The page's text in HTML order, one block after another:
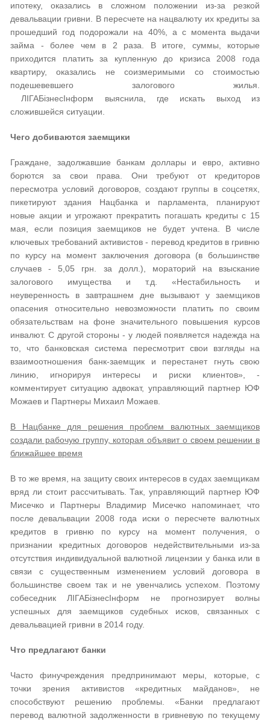
ипотеку, оказались в сложном положении из-за резкой
девальвации гривни. В пересчете на нацвалюту их кредиты за
прошедший год подорожали на 40%, а с момента выдачи
займа - более чем в 2 раза. В итоге, суммы, которые
приходится платить за купленную до кризиса 2008 года
квартиру, оказались не соизмеримыми со стоимостью
подешевевшего залогового жилья.
ЛІГАБізнесІнформ выяснила, где искать выход из
сложившейся ситуации.
Чего добиваются заемщики
Граждане, задолжавшие банкам доллары и евро, активно
борются за свои права. Они требуют от кредиторов
пересмотра условий договоров, создают группы в соцсетях,
пикетируют здания Нацбанка и парламента, планируют
новые акции и угрожают прекратить погашать кредиты с 15
мая, если позиция заемщиков не будет учтена. В числе
ключевых требований активистов - перевод кредитов в гривню
по курсу на момент заключения договора (в большинстве
случаев - 5,05 грн. за долл.), мораторий на взыскание
залогового имущества и т.д. «Нестабильность и
неуверенность в завтрашнем дне вызывают у заемщиков
опасения относительно невозможности платить по своим
обязательствам на фоне значительного повышения курсов
инвалют. С другой стороны - у людей появляется надежда на
то, что банковская система пересмотрит свои взгляды на
взаимоотношения банк-заемщик и перестанет гнуть свою
линию, игнорируя интересы и риски клиентов», -
комментирует ситуацию адвокат, управляющий партнер ЮФ
Можаев и Партнеры Михаил Можаев.
В Нацбанке для решения проблем валютных заемщиков
создали рабочую группу, которая объявит о своем решении в
ближайшее время
В то же время, на защиту своих интересов в судах заемщикам
вряд ли стоит расcчитывать. Так, управляющий партнер ЮФ
Мисечко и Партнеры Владимир Мисечко напоминает, что
после девальвации 2008 года иски о пересчете валютных
кредитов в гривню по курсу на момент получения, о
признании кредитных договоров недействительными из-за
отсутствия индивидуальной валютной лицензии у банка или в
связи с существенным изменением условий договора в
большинстве своем так и не увенчались успехом. Поэтому
собеседник ЛІГАБізнесІнформ не прогнозирует волны
успешных для заемщиков судебных исков, связанных с
девальвацией гривни в 2014 году.
Что предлагают банки
Часто финучреждения предпринимают меры, которые, с
точки зрения активистов «кредитных майданов», не
способствуют решению проблемы. «Банки предлагают
перевод валютной задолженности в гривневую по текущему